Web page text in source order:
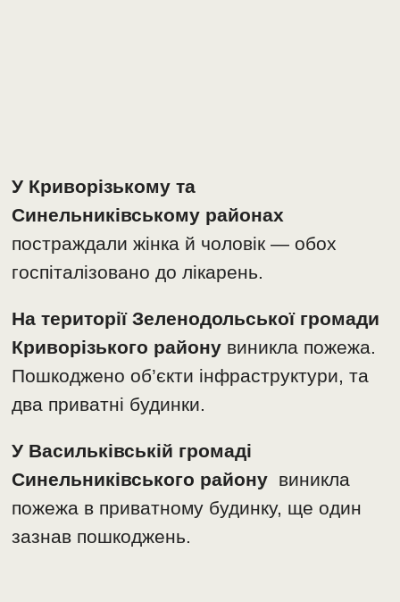
У Криворізькому та
Синельниківському районах
постраждали жінка й чоловік — обох
госпіталізовано до лікарень.
На території Зеленодольської громади
Криворізького району виникла пожежа.
Пошкоджено об’єкти інфраструктури, та
два приватні будинки.
У Васильківській громаді
Синельниківського району виникла
пожежа в приватному будинку, ще один
зазнав пошкоджень.